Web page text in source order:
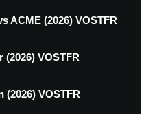
ACME (2026) VOSTFR
VOSTFR
(2026) VOSTFR